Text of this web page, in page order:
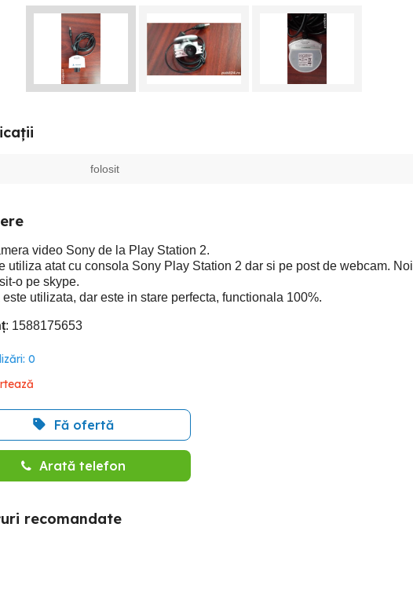
folosit
video Sony de la Play Station 2.
utiliza atat cu consola Sony Play Station 2 dar si pe post de webcam. Noi
o pe skype.
utilizata, dar este in stare perfecta, functionala 100%.
: 1588175653
0
Fă ofertă
Arată telefon
recomandate